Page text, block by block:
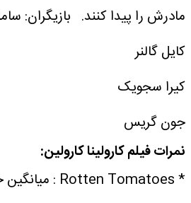
مادرش را پیدا کنند. بازیگران:
کایل گالنر
کیرا سجویک
جون گریس
نمرات فیلم کارولینا کارولین:
* Rotten Tomatoes : میانگین حدود ۷.۵ از ۱۰